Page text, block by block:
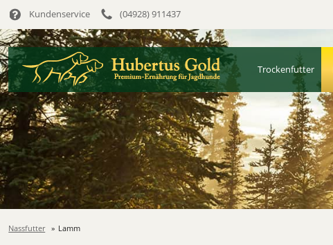
Kundenservice (04928) 911437
Trockenfutter
Nassfutter Lamm